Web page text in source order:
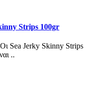
Strips 100gr
Sea Jerky Skinny Strips
..